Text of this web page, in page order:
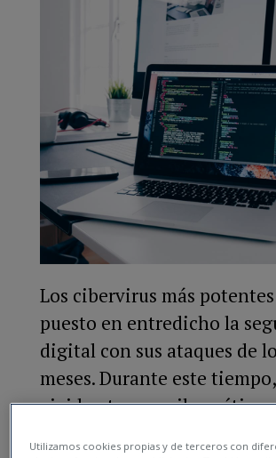
Los cibervirus más
puesto en entredicho la
digital con sus ataques de
meses. Durante este
vivido ataques cibernéticos
Utilizamos cookies propias y de terceros con